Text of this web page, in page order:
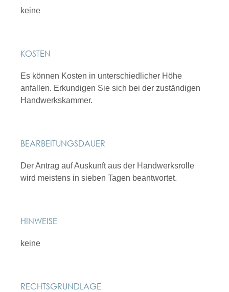
keine
KOSTEN
Es können Kosten in unterschiedlicher Höhe
anfallen. Erkundigen Sie sich bei der zuständigen
Handwerkskammer.
BEARBEITUNGSDAUER
Der Antrag auf Auskunft aus der Handwerksrolle
wird meistens in sieben Tagen beantwortet.
HINWEISE
keine
RECHTSGRUNDLAGE